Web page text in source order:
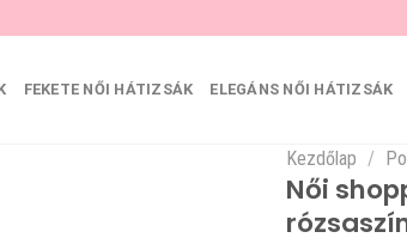
FEKETE NŐI HÁTIZSÁK ELEGÁNS NŐI HÁTIZSÁK
Kezdőlap /
Női